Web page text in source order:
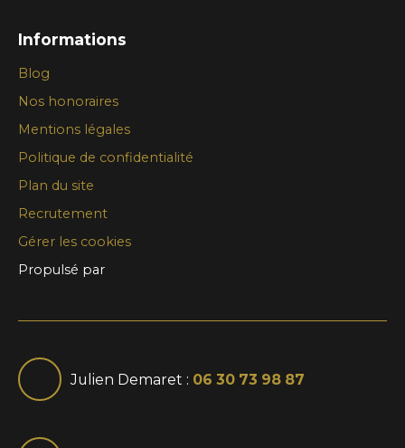
Informations
Blog
Nos honoraires
Mentions légales
Politique de confidentialité
Plan du site
Recrutement
Gérer les cookies
Propulsé par
Julien Demaret : 06 30 73 98 87